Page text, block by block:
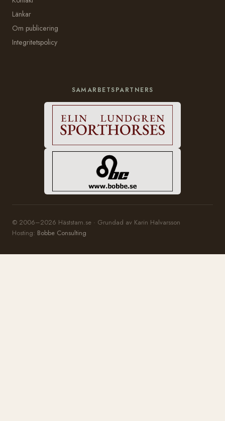
Länkar
Om publicering
Integritetspolicy
SAMARBETSPARTNERS
© 2006–2026 Häststam.se · Grundad av Karin Halvarsson
Hosting: Bobbe Consulting